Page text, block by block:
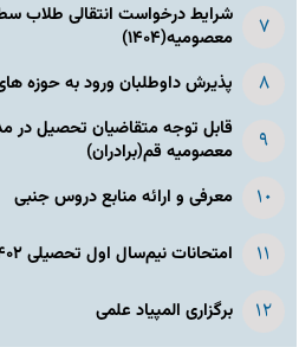
شرایط درخواست انتقالی طلاب
معصومیه(۱۴۰۴)
پذیرش داوطلبان ورود به حوزه های علمیه
قابل توجه متقاضیان تحصیل در
معصومیه قم(برادران)
معرفی و ارائه منابع دروس جنبی
امتحانات نیم‌سال اول تحصیلی ۱۴۰۲-۱۴۰۱
برگزاری المپیاد علمی